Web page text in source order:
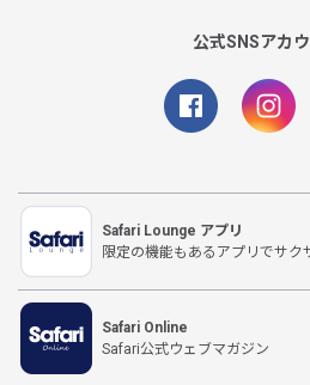
公式SNSアカ
Safari Lounge アプリ
限定の機能もあるアプリでサク
Safari Online
Safari公式ウェブマガジン